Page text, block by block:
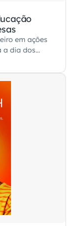
em ações
a dia dos